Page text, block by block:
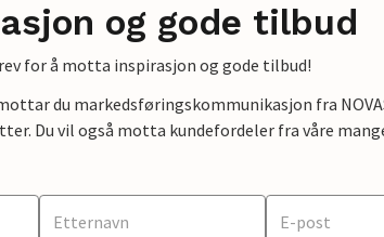
og gode tilbud
for å motta inspirasjon og gode tilbud!
du markedsføringskommunikasjon fra
Du vil også motta kundefordeler fra våre